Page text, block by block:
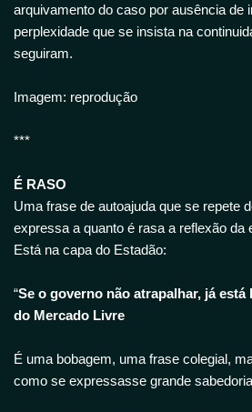
arquivamento do caso por ausência de
perplexidade que se insista na
seguiram.
Imagem: reprodução
***
É RASO
Uma frase de autoajuda que se repete
expressa a quanto é rasa a reflexão da
Está na capa do Estadão:
“Se o governo não atrapalhar, já
do Mercado Livre
É uma bobagem, uma frase colegial,
como se expressasse grande